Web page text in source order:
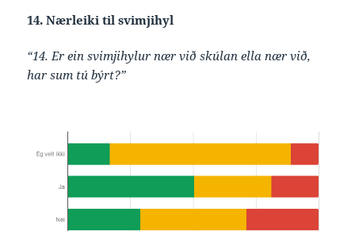
14. Nærleiki til svimjihyl
“14. Er ein svimjihylur nær við skúlan ella nær við,
har sum tú býrt?”